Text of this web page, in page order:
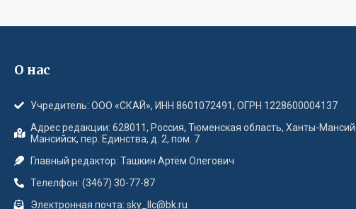
О нас
Учредитель: ООО «СКАЙ», ИНН 8601072491, ОГРН 1228600004137
Адрес редакции: 628011, Россия, Тюменская область, Ханты-
Мансийск, пер. Единства, д. 2, пом. 7
Главный редактор: Ташкин Артём Олегович
Телелфон: (3467) 30-77-87
Электронная почта: sky_llc@bk.ru